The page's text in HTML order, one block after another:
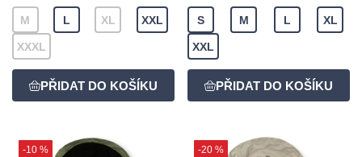
M L XL XXL
XXXL
S M L XL
XXL
-10 % -20 %